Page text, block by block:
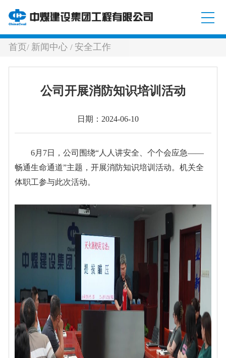
首页/ 新闻中心/ 安全工作
公司开展消防知识培训活动
日期：2024-06-10
6月7日，公司围绕“人人讲安全、个个会应急——
畅通生命通道”主题，开展消防知识培训活动。机关全
体职工参与此次活动。